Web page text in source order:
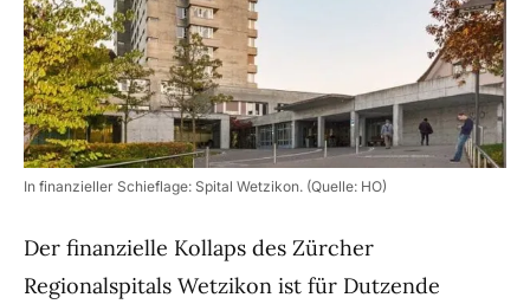
In finanzieller Schieflage: Spital Wetzikon. (Quelle: HO)
Der finanzielle Kollaps des Zürcher
Regionalspitals Wetzikon ist für Dutzende